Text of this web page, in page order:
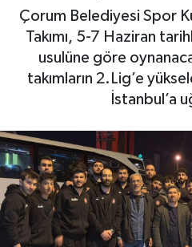
Çorum Belediyesi Spor
Takımı, 5-7 Haziran
usulüne göre
takımların 2.Lig’e
İstanbul’a
Bayat
Boğazkale
İskilip
Kargı
Laçin
Süper Lig Puan Durumu
Tüm Manşetler
Haber Arşivi